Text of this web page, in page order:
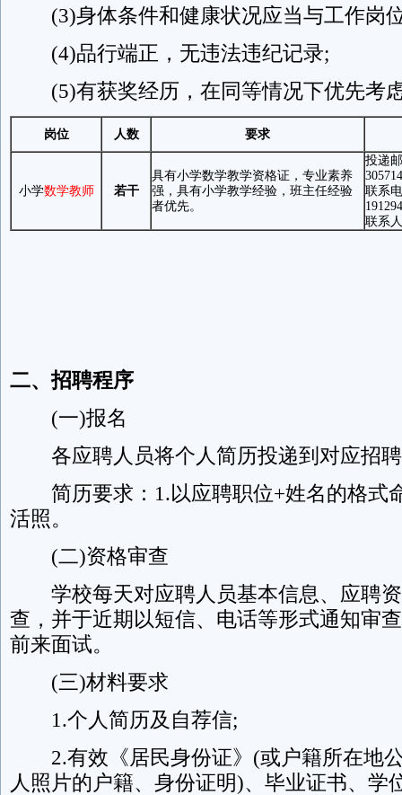
(3)身体条件和健康状况应当与工作岗
(4)品行端正，无违法违纪记录;
(5)有获奖经历，在同等情况下优先考
岗位 人数 要求
小学数学教师 若干
具有小学数学教学资格证，专业素养
强，具有小学教学经验，班主任经验
者优先。
投递
联系
联系
二、招聘程序
(一)报名
各应聘人员将个人简历投递到对应招
简历要求：1.以应聘职位+姓名的格式
活照。
(二)资格审查
学校每天对应聘人员基本信息、应聘资
查，并于近期以短信、电话等形式通知审
前来面试。
(三)材料要求
1.个人简历及自荐信;
2.有效《居民身份证》(或户籍所在地
人照片的户籍、身份证明)、毕业证书、学